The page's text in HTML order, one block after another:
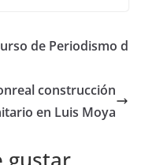
de Periodismo d
construcción
en Luis Moya